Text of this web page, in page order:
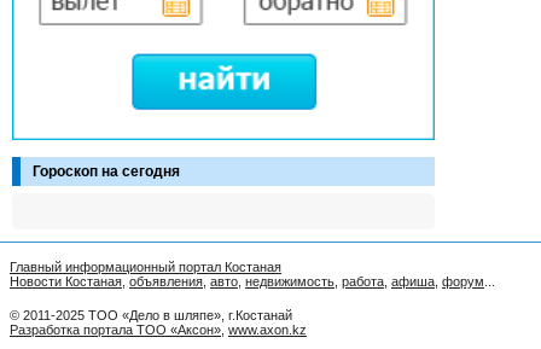
Гороскоп на сегодня
Главный информационный портал Костаная
Новости Костаная объявления авто недвижимость работа афиша форум
© 2011-2025 ТОО «Дело в шляпе», г.Костанай
Разработка портала ТОО «Аксон» www.axon.kz